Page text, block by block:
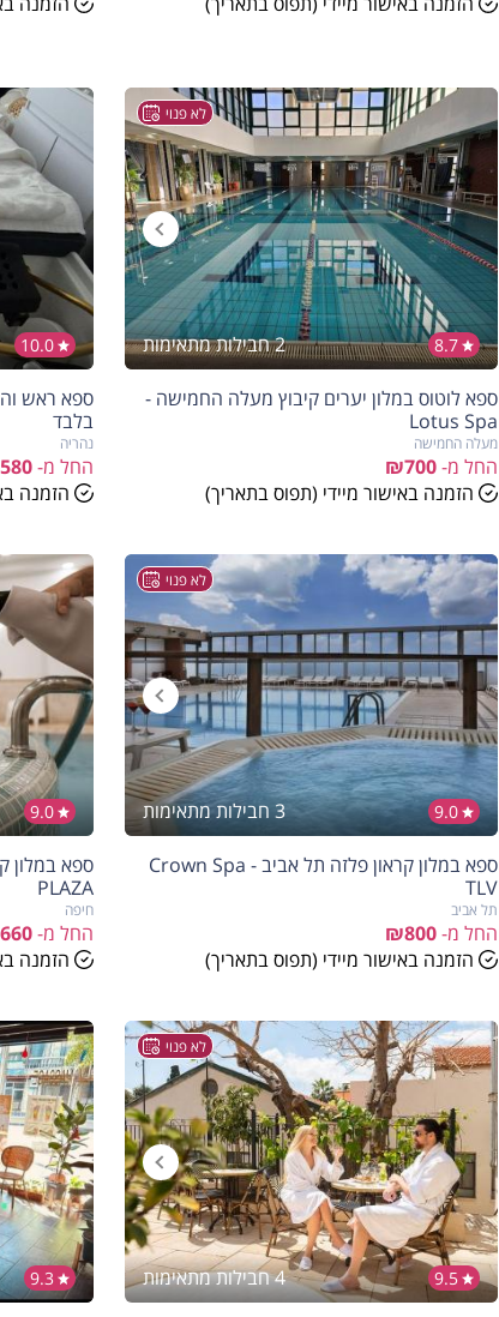
לא פנוי
8.7 2 חבילות מתאימות
ספא לוטוס במלון יערים קיבוץ מעלה החמישה -
Lotus Spa
מעלה החמישה
החל מ-₪700
הזמנה באישור מיידי (תפוס בתאריך)
10.0
ספא ראש
בלבד
נהריה
החל מ-
הזמנה
לא פנוי
5% בהזמנה להיום
9.0 3 חבילות מתאימות
ספא במלון קראון פלזה תל אביב - Crown Spa
TLV
תל אביב
החל מ-₪800
הזמנה באישור מיידי (תפוס בתאריך)
9.0
PLAZA
חיפה
החל מ-
הזמנה
לא פנוי
9.5 4 חבילות מתאימות 9.3